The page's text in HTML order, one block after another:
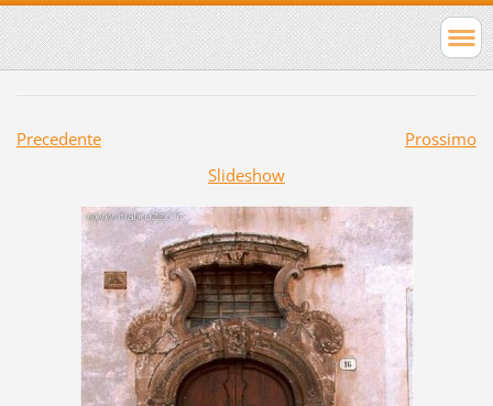
Precedente
Prossimo
Slideshow